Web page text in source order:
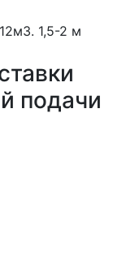
1,5-2 м
подачи